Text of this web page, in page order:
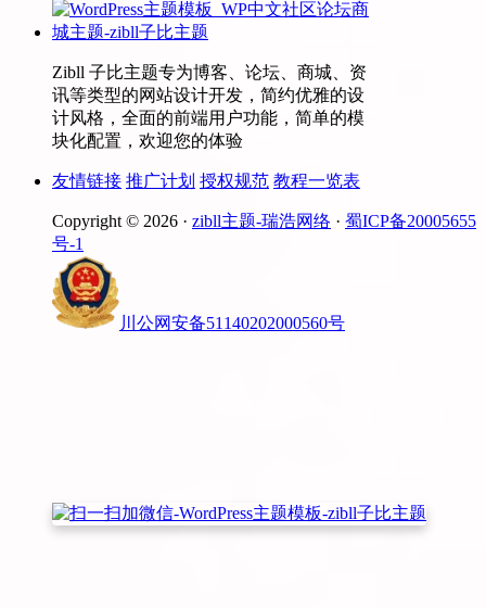
Zibll 子比主题专为博客、论坛、商城、资
讯等类型的网站设计开发，简约优雅的设
计风格，全面的前端用户功能，简单的模
块化配置，欢迎您的体验
友情链接 推广计划 授权规范 教程一览表
Copyright © 2026 · zibll主题-瑞浩网络 · 蜀ICP备20005655
号-1
川公网安备51140202000560号